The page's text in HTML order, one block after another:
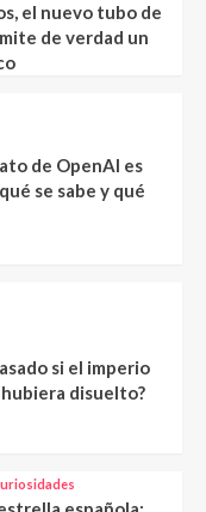
el nuevo tubo de
de verdad un
de OpenAI es
se sabe y qué
si el imperio
disuelto?